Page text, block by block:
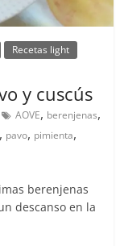
Recetas light
y cuscús
AOVE, berenjenas,
, pavo, pimienta,
berenjenas
descanso en la